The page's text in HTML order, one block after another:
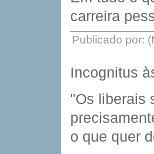
carreira
Publicado por:
Incognitus
"Os liberais
o que quer